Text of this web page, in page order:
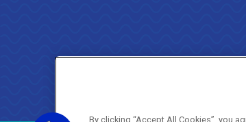
By clicking “Accept All Cookies”, you